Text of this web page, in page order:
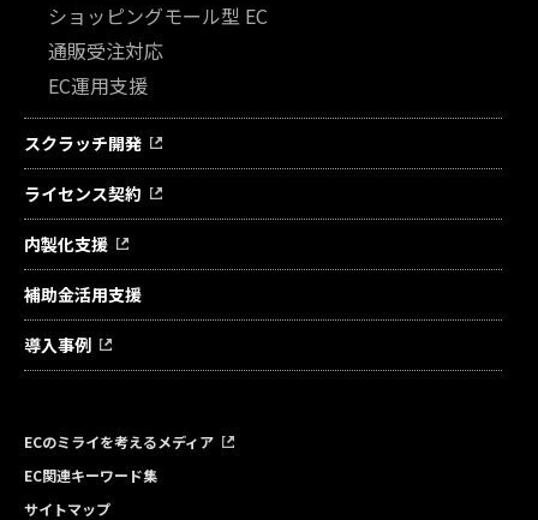
ショッピングモール型 EC
通販受注対応
EC運用支援
スクラッチ開発
ライセンス契約
内製化支援
補助金活用支援
導入事例
ECのミライを考えるメディア
EC関連キーワード集
サイトマップ